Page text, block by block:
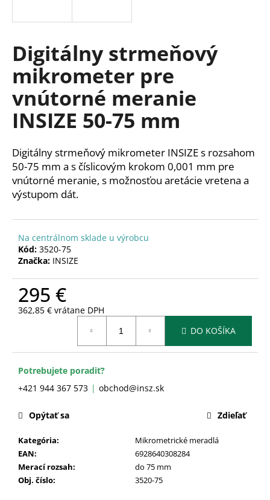
Digitálny strmeňový
mikrometer pre
vnútorné meranie
INSIZE 50-75 mm
Digitálny strmeňový mikrometer INSIZE s rozsahom
50-75 mm a s číslicovým krokom 0,001 mm pre
vnútorné meranie, s možnosťou aretácie vretena a
výstupom dát.
Na centrálnom sklade u výrobcu
Kód: 3520-75
Značka: INSIZE
295 €
362,85 € vrátane DPH
DO KOŠÍKA
Potrebujete poradiť?
+421 944 367 573
obchod@insz.sk
Kategória:
Mikrometrické meradlá
EAN:
6928640308284
Merací rozsah:
do 75 mm
Obj. číslo: 3520-75
Opýtať sa Zdieľať
s
ť
?
O
p
o
ú
m
e